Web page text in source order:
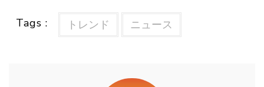
Tags : トレンド ニュース